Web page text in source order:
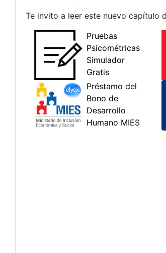
Te invito a leer este nuevo capítulo